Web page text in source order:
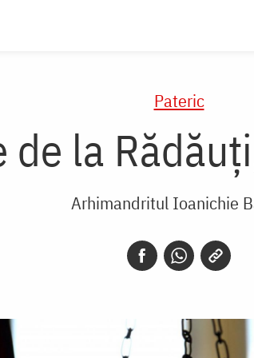
Pateric
de la
Arhimandritul Ioanichie